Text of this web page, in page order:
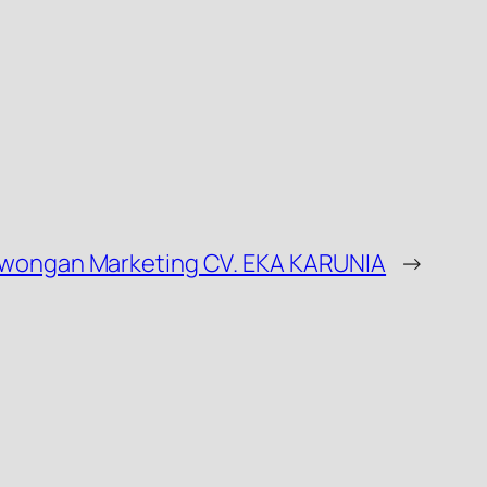
Marketing CV. EKA KARUNIA →